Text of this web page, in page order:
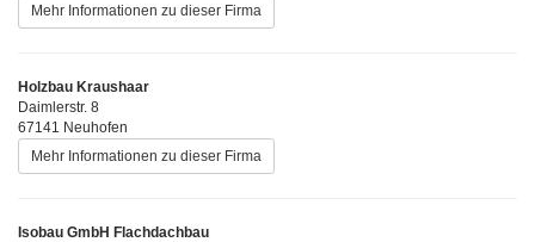
Mehr Informationen zu dieser Firma
Holzbau Kraushaar
Daimlerstr. 8
67141 Neuhofen
Mehr Informationen zu dieser Firma
Isobau GmbH Flachdachbau